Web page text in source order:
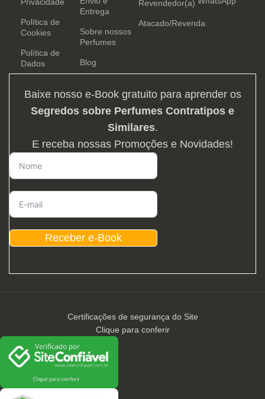
Política de
Cookies
Política de
Dados
Entrega
Sobre nossos
Perfumes
Blog
Revendedor(a)
Atacado/Revenda
Baixe nosso e-Book gratuito para aprender os
Segredos sobre Perfumes Contratipos e
Similares.
E receba nossas Promoções e Novidades!
Receber e-Book
Certificações de segurança do Site
Clique para conferir